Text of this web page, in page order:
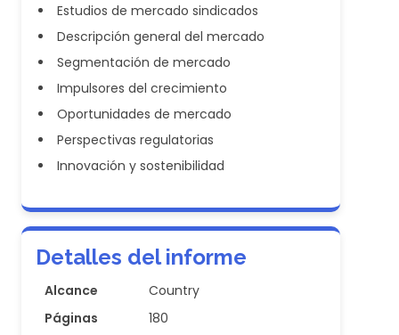
Estudios de mercado sindicados
Descripción general del mercado
Segmentación de mercado
Impulsores del crecimiento
Oportunidades de mercado
Perspectivas regulatorias
Innovación y sostenibilidad
Detalles del informe
Alcance
Country
Páginas
180